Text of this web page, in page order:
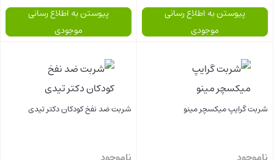
پیوستن به اطلاع رسانی
موجودی
پیوستن به اطلاع رسانی
موجودی
شربت گرایپ میکسچر مینو شربت ضد نفخ کودکان دکتر تیدی